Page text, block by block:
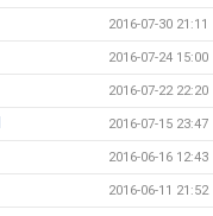
2016-07-30 21:11
2016-07-24 15:00
2016-07-22 22:20
2016-07-15 23:47
2016-06-16 12:43
2016-06-11 21:52